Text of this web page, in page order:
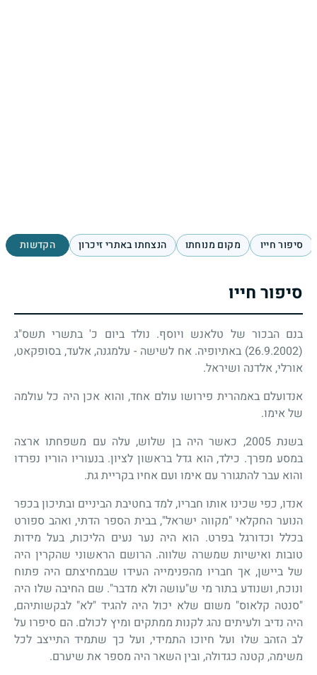
סיפור חייו מקום מנוחתו הנצחתו באתרי זיכרון הקדשות
סיפור חייו
בנם הבכור של טלאנש ויוסף. נולד ביום כ' בתשרי תשס"ג
(26.9.2002) באתיופיה. אח לשישה - עלמגנה, אלעד, בסופקאט,
אורלי, אלדנה ושיראל.
אנדועלם באמהרית פירושו עולם אחד, והוא אכן היה כל עולמה
של אימו.
בשנת 2005, כאשר היה בן שלוש, עלה עם משפחתו ארצה
במסע מפרך. כילד, הוא גדל בראשון לציון. בנעוריו הוריו נפרדו
והוא עבר להתגורר עם אימו ועם אחיו בקריית גת.
אנדו, כפי שכינו אותו חבריו, למד בחטיבת הביניים ובתיכון בכפר
הנוער החקלאי "מקווה ישראל", בבית הספר הדתי, ואהב ספורט
בכלל וכדורגל בפרט. הוא היה נער נעים הליכות, בעל מידות
טובות ואישיות שמשרה שלווה. הרושם הראשוני שהקרין היה
של ביישן, אך חבריו מהפנימייה העידו שבמחיצתם היה פתוח
ונוכח, ושנודע בתור מי ש"עושה ולא מדבר". שם החיבה שלו היה
"סנטה קלאוס" משום שלא יכול היה להגיד "לא" לבקשותיהם,
היה נדיב ולעיתים נהג לקנות ממתקים ומיץ לכולם. הם סיפרו על
לב הזהב שלו ועל חיוכו התמידי, ועל כך שתמיד התייצב לכל
משימה, קטנה כגדולה, ובין השאר היה מספר את שיערם.